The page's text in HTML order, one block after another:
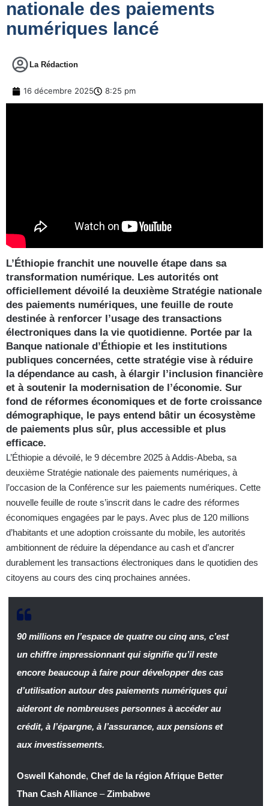
nationale des paiements
numériques lancé
La Rédaction
16 décembre 2025 8:25 pm
L’Éthiopie franchit une nouvelle étape dans sa
transformation numérique. Les autorités ont
officiellement dévoilé la deuxième Stratégie nationale
des paiements numériques, une feuille de route
destinée à renforcer l’usage des transactions
électroniques dans la vie quotidienne. Portée par la
Banque nationale d’Éthiopie et les institutions
publiques concernées, cette stratégie vise à réduire
la dépendance au cash, à élargir l’inclusion financière
et à soutenir la modernisation de l’économie. Sur
fond de réformes économiques et de forte croissance
démographique, le pays entend bâtir un écosystème
de paiements plus sûr, plus accessible et plus
efficace.
L’Éthiopie a dévoilé, le 9 décembre 2025 à Addis-Abeba, sa
deuxième Stratégie nationale des paiements numériques, à
l’occasion de la Conférence sur les paiements numériques. Cette
nouvelle feuille de route s’inscrit dans le cadre des réformes
économiques engagées par le pays. Avec plus de 120 millions
d’habitants et une adoption croissante du mobile, les autorités
ambitionnent de réduire la dépendance au cash et d’ancrer
durablement les transactions électroniques dans le quotidien des
citoyens au cours des cinq prochaines années.
90 millions en l’espace de quatre ou cinq ans, c’est
un chiffre impressionnant qui signifie qu’il reste
encore beaucoup à faire pour développer des cas
d’utilisation autour des paiements numériques qui
aideront de nombreuses personnes à accéder au
crédit, à l’épargne, à l’assurance, aux pensions et
aux investissements.
Oswell Kahonde, Chef de la région Afrique Better
Than Cash Alliance–Zimbabwe